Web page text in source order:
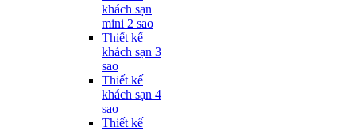
khách sạn
mini 2 sao
Thiết kế
khách sạn 3
sao
Thiết kế
khách sạn 4
sao
Thiết kế